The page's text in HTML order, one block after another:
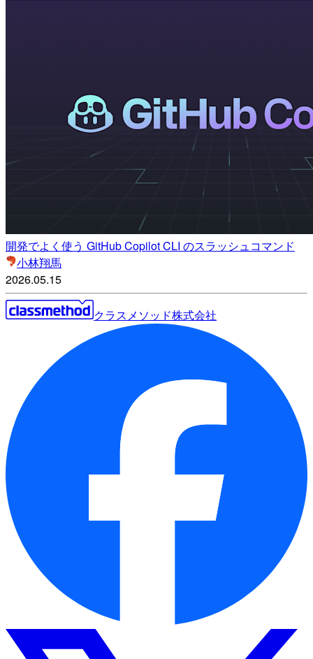
開発でよく使う GitHub Copilot CLI のスラッシュコマンド
小林翔馬
2026.05.15
クラスメソッド株式会社